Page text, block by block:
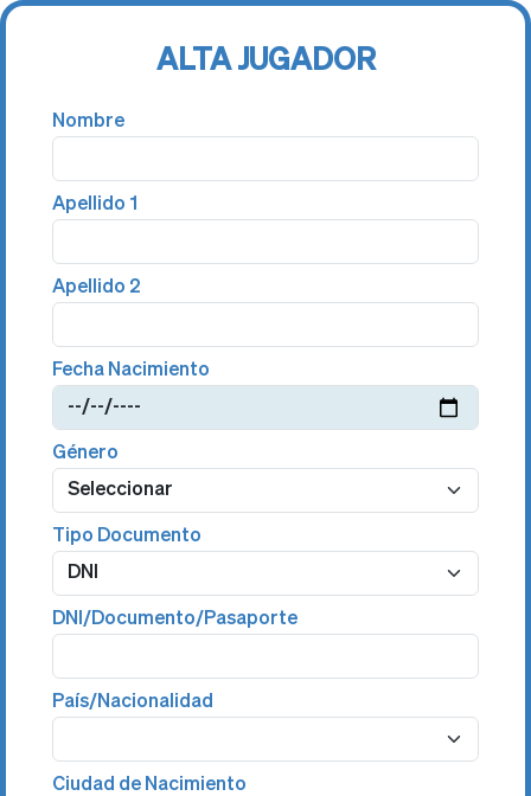
ALTA JUGADOR
Nombre
Apellido 1
Apellido 2
Fecha Nacimiento
Género
Tipo Documento
DNI/Documento/Pasaporte
País/Nacionalidad
Ciudad de Nacimiento